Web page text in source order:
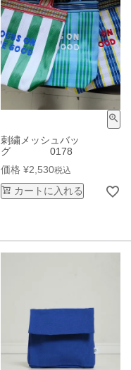
刺繍メッシュバッ
グ 0178
価格 ¥2,530税込
カートに入れる